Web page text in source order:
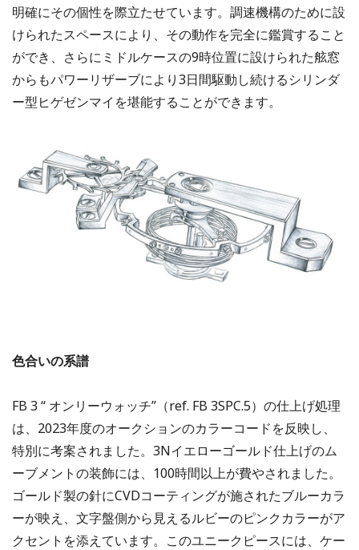
明確にその個性を際立たせています。調速機構のために設
けられたスペースにより、その動作を完全に鑑賞すること
ができ、さらにミドルケースの9時位置に設けられた舷窓
からもパワーリザーブにより3日間駆動し続けるシリンダ
ー型ヒゲゼンマイを堪能することができます。
色合いの系譜
FB 3 “ オンリーウォッチ”（ref. FB 3SPC.5）の仕上げ処理
は、2023年度のオークションのカラーコードを反映し、
特別に考案されました。3Nイエローゴールド仕上げのム
ーブメントの装飾には、100時間以上が費やされました。
ゴールド製の針にCVDコーティングが施されたブルーカラ
ーが映え、文字盤側から見えるルビーのピンクカラーがア
クセントを添えています。このユニークピースには、ケー